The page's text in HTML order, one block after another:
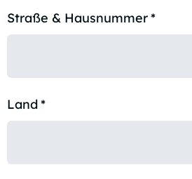
Straße & Hausnummer*
Land*